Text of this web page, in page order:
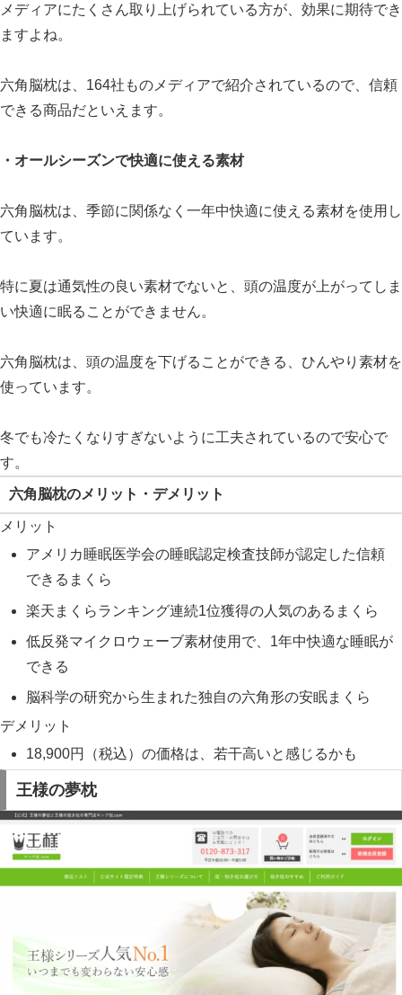
メディアにたくさん取り上げられている方が、効果に期待でき
ますよね。
六角脳枕は、164社ものメディアで紹介されているので、信頼
できる商品だといえます。
・オールシーズンで快適に使える素材
六角脳枕は、季節に関係なく一年中快適に使える素材を使用し
ています。
特に夏は通気性の良い素材でないと、頭の温度が上がってしま
い快適に眠ることができません。
六角脳枕は、頭の温度を下げることができる、ひんやり素材を
使っています。
冬でも冷たくなりすぎないように工夫されているので安心で
す。
六角脳枕のメリット・デメリット
メリット
アメリカ睡眠医学会の睡眠認定検査技師が認定した信頼
できるまくら
楽天まくらランキング連続1位獲得の人気のあるまくら
低反発マイクロウェーブ素材使用で、1年中快適な睡眠が
できる
脳科学の研究から生まれた独自の六角形の安眠まくら
デメリット
18,900円（税込）の価格は、若干高いと感じるかも
王様の夢枕